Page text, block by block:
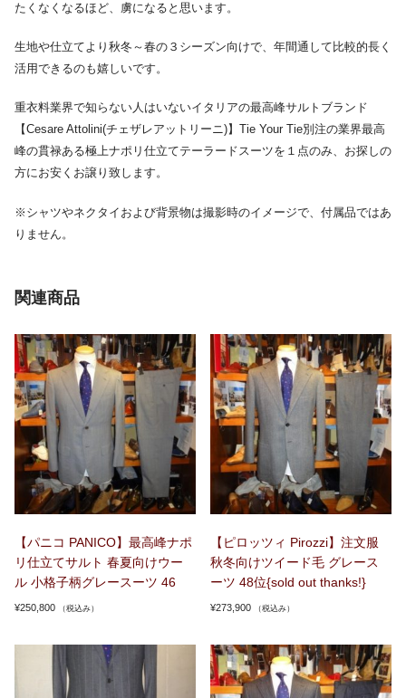
たくなくなるほど、虜になると思います。
生地や仕立てより秋冬～春の３シーズン向けで、年間通して比較的長く
活用できるのも嬉しいです。
重衣料業界で知らない人はいないイタリアの最高峰サルトブランド
【Cesare Attolini(チェザレアットリーニ)】Tie Your Tie別注の業界最高
峰の貫禄ある極上ナポリ仕立てテーラードスーツを１点のみ、お探しの
方にお安くお譲り致します。
※シャツやネクタイおよび背景物は撮影時のイメージで、付属品ではあ
りません。
関連商品
【パニコ PANICO】最高峰ナポ
リ仕立てサルト 春夏向けウー
ル 小格子柄グレースーツ 46
¥250,800 （税込み）
【ピロッツィ Pirozzi】注文服
秋冬向けツイード毛 グレース
ーツ 48位{sold out thanks!}
¥273,900 （税込み）